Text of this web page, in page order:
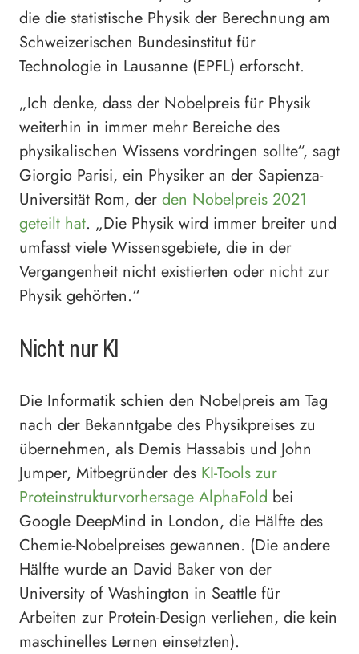
die die statistische Physik der Berechnung am
Schweizerischen Bundesinstitut für
Technologie in Lausanne (EPFL) erforscht.
„Ich denke, dass der Nobelpreis für Physik
weiterhin in immer mehr Bereiche des
physikalischen Wissens vordringen sollte“, sagt
Giorgio Parisi, ein Physiker an der Sapienza-
Universität Rom, der den Nobelpreis 2021
geteilt hat. „Die Physik wird immer breiter und
umfasst viele Wissensgebiete, die in der
Vergangenheit nicht existierten oder nicht zur
Physik gehörten.“
Nicht nur KI
Die Informatik schien den Nobelpreis am Tag
nach der Bekanntgabe des Physikpreises zu
übernehmen, als Demis Hassabis und John
Jumper, Mitbegründer des KI-Tools zur
Proteinstrukturvorhersage AlphaFold bei
Google DeepMind in London, die Hälfte des
Chemie-Nobelpreises gewannen. (Die andere
Hälfte wurde an David Baker von der
University of Washington in Seattle für
Arbeiten zur Protein-Design verliehen, die kein
maschinelles Lernen einsetzten).